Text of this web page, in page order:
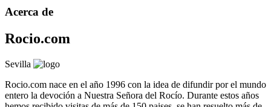
Acerca de
Rocio.com
Sevilla
Rocio.com nace en el año 1996 con la idea de difundir por el mundo
entero la devoción a Nuestra Señora del Rocío. Durante estos años